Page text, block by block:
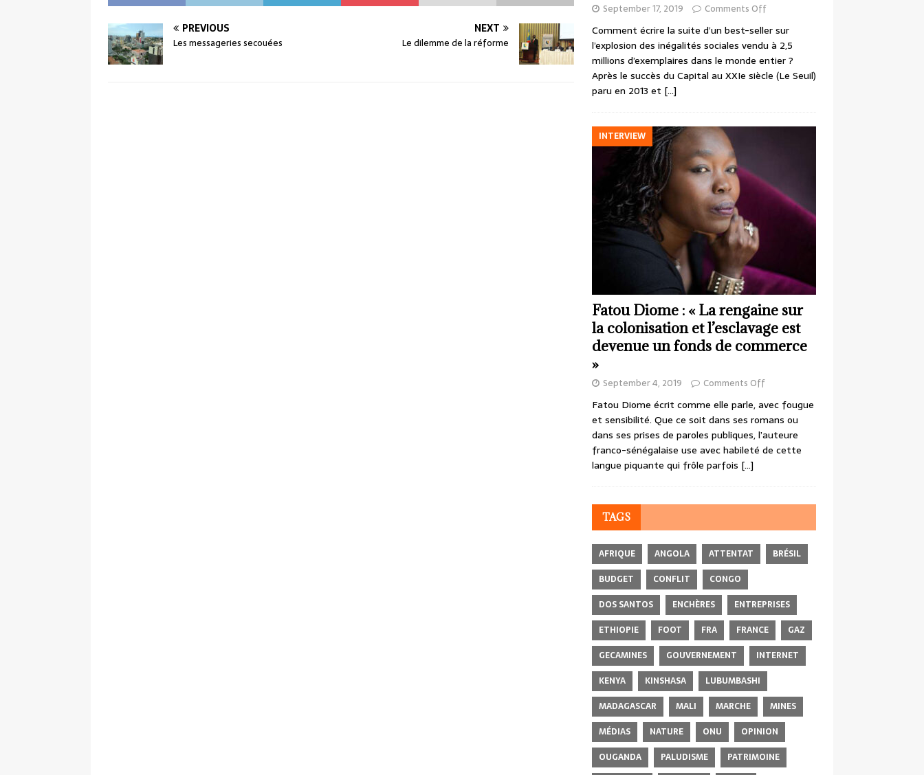
PREVIOUS
Les messageries secouées
NEXT
Le dilemme de la réforme
September 17, 2019 Comments Off
Comment écrire la suite d’un best-seller sur
l’explosion des inégalités sociales vendu à 2,5
millions d’exemplaires dans le monde entier ?
Après le succès du Capital au XXIe siècle (Le Seuil)
paru en 2013 et […]
INTERVIEW
Fatou Diome : « La rengaine sur
la colonisation et l’esclavage est
devenue un fonds de commerce
»
September 4, 2019 Comments Off
Fatou Diome écrit comme elle parle, avec fougue
et sensibilité. Que ce soit dans ses romans ou
dans ses prises de paroles publiques, l’auteure
franco-sénégalaise use avec habileté de cette
langue piquante qui frôle parfois […]
TAGS
AFRIQUE ANGOLA ATTENTAT
BRÉSIL
BUDGET
CONFLIT
CONGO
DOS SANTOS
ENCHÈRES
ENTREPRISES
ETHIOPIE
FOOT FRA FRANCE
GAZ
GECAMINES
GOUVERNEMENT
INTERNET
KENYA
KINSHASA
LUBUMBASHI
MADAGASCAR
MALI MARCHE
MINES
MÉDIAS
NATURE ONU
OPINION
OUGANDA
PALUDISME PATRIMOINE